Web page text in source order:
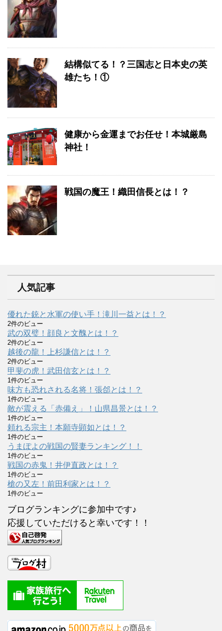
結構似てる！？三国志と日本史の英
雄たち！①
健康から金運までお任せ！本城厳島
神社！
戦国の魔王！織田信長とは！？
人気記事
優れた銃と水軍の使い手！滝川一益とは！？
2件のビュー
武の双璧！顔良と文醜とは！？
2件のビュー
越後の龍！上杉謙信とは！？
2件のビュー
甲斐の虎！武田信玄とは！？
1件のビュー
味方も恐れされる名将！張郃とは！？
1件のビュー
敵が震える「赤備え」！山県昌景とは！？
1件のビュー
頼れる宗主！本願寺顕如とは！？
1件のビュー
うまぽよの戦国の賢妻ランキング！！
1件のビュー
戦国の赤鬼！井伊直政とは！？
1件のビュー
槍の又左！前田利家とは！？
1件のビュー
ブログランキングに参加中です♪
応援していただけると幸いです！！